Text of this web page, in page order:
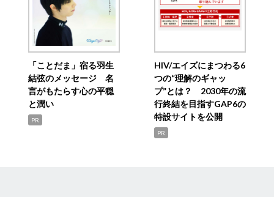
「ことだま」宿る羽生
結弦のメッセージ 名
言がもたらす心の平穏
と潤い
PR
HIV/エイズにまつわる6
つの“理解のギャッ
プ”とは？ 2030年の流
行終結を目指すGAP6の
特設サイトを公開
PR